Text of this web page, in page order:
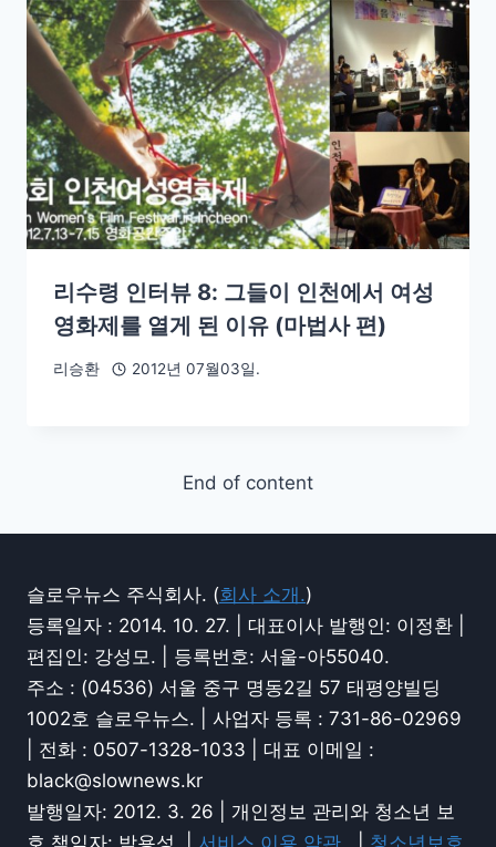
리수령 인터뷰 8: 그들이 인천에서 여성
영화제를 열게 된 이유 (마법사 편)
리승환 2012년 07월03일.
End of content
슬로우뉴스 주식회사. (회사 소개.)
등록일자 : 2014. 10. 27. | 대표이사 발행인: 이정환 |
편집인: 강성모. | 등록번호: 서울-아55040.
주소 : (04536) 서울 중구 명동2길 57 태평양빌딩
1002호 슬로우뉴스. | 사업자 등록 : 731-86-02969
| 전화 : 0507-1328-1033 | 대표 이메일 :
black@slownews.kr
발행일자: 2012. 3. 26 | 개인정보 관리와 청소년 보